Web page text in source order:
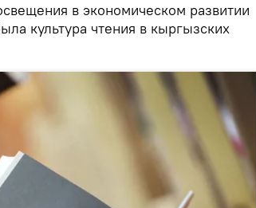
в экономическом развитии
культура чтения в кыргызских